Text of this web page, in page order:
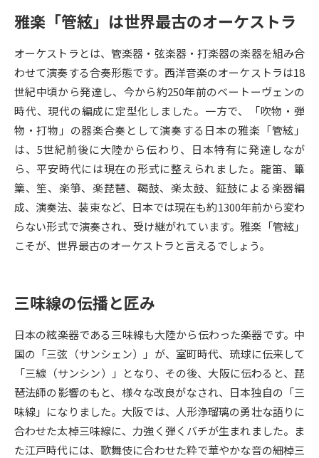
幼稚園教員資格認定試験 小学校教員資格認定試験
高等学校（情報）教員資格認定
試験
大学研究 大学検索
大学で学べる内容や特徴を調べる
新増設大学・学部・学科特集
国際・グローバルに強い大学特
データサイエンス特集 奨学金・特待生制度特集
（高3生用）
（高2生用）
SELFBRAND特集ページ
オープンキャンパスなどを調べる
オープンキャンパス検索 実施プログラムから探す
雅楽「管絃」は世界最古のオーケストラ
オーケストラとは、管楽器・弦楽器・打楽器の楽器を組み合
わせて演奏する合奏形態です。西洋音楽のオーケストラは18
世紀中頃から発達し、今から約250年前のベートーヴェンの
時代、現代の編成に定型化しました。一方で、「吹物・弾
物・打物」の器楽合奏として演奏する日本の雅楽「管絃」
は、5世紀前後に大陸から伝わり、日本特有に発達しなが
ら、平安時代には現在の形式に整えられました。龍笛、篳
篥、笙、楽箏、楽琵琶、鞨鼓、楽太鼓、鉦鼓による楽器編
成、演奏法、装束など、日本では現在も約1300年前から変わ
らない形式で演奏され、受け継がれています。雅楽「管絃」
こそが、世界最古のオーケストラと言えるでしょう。
三味線の伝播と匠み
日本の絃楽器である三味線も大陸から伝わった楽器です。中
国の「三弦（サンシェン）」が、室町時代、琉球に伝来して
「三線（サンシン）」となり、その後、大阪に伝わると、琵
琶法師の影響のもと、様々な改良がなされ、日本独自の「三
味線」になりました。大阪では、人形浄瑠璃の勇壮な語りに
合わせた太棹三味線に、力強く弾くバチが生まれました。ま
た江戸時代には、歌舞伎に合わせた粋で華やかな音の細棹三